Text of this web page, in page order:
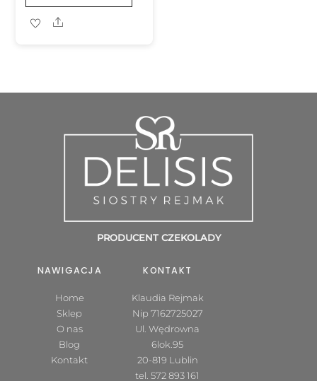
Share
PRODUCENT CZEKOLADY
NAWIGACJA
Home
Sklep
O nas
Blog
Kontakt
KONTAKT
Klaudia Rejmak
Nip 7162725027
Ul. Wędrowna
6lok.95
20-819 Lublin
tel.572 893 161